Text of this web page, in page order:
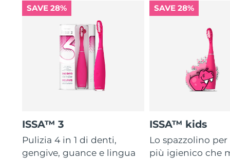
SAVE 28%
ISSA™ 3
Pulizia 4 in 1 di denti,
gengive, guance e lingua
SAVE 28%
ISSA™ kids
Lo spazzolino
più igienico che